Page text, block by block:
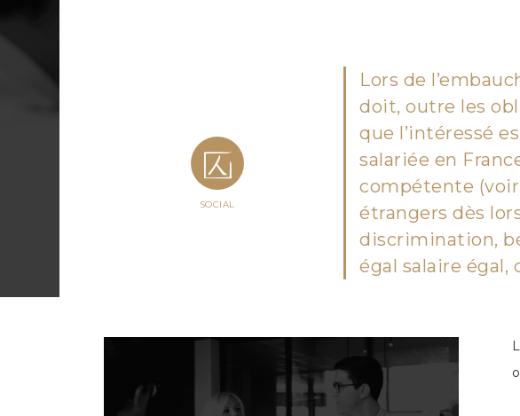
SOCIAL
Lors de
doit, outre les
que l’intéressé
salariée en
compétente (voir
étrangers dès
discrimination,
égal salaire égal,